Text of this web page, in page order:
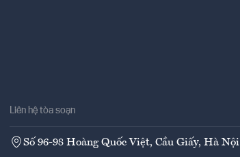
Liên hệ tòa soạn
Số 96-98 Hoàng Quốc Việt, Cầu Giấy, Hà Nội